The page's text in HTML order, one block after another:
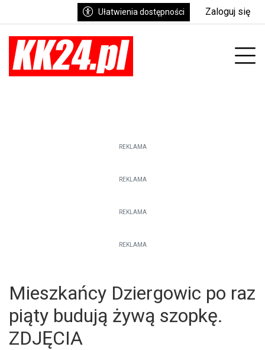
Ułatwienia dostępności Zaloguj się
REKLAMA
REKLAMA
REKLAMA
REKLAMA
Mieszkańcy Dziergowic po raz
piąty budują żywą szopkę.
ZDJĘCIA